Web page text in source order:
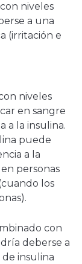
niveles
a una
(irritación e
niveles
en sangre
a la insulina.
puede
a la
personas
los
con
deberse a
insulina